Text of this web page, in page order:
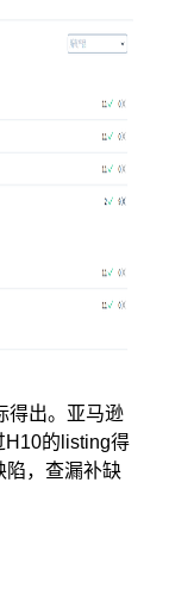
得出。亚马逊
H10的listing得
陷，查漏补缺